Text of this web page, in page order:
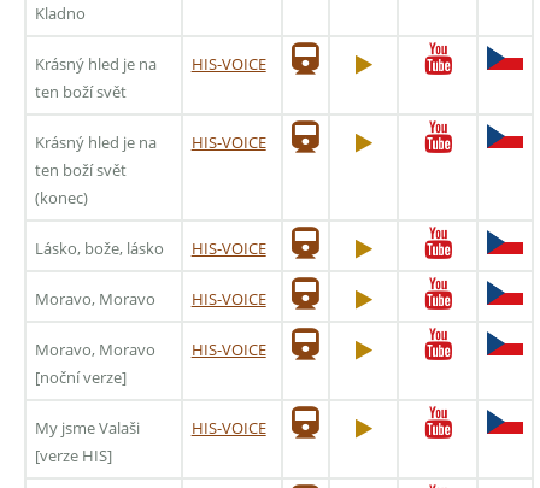
Kladno
Krásný hled je na
ten boží svět
HIS-VOICE
Krásný hled je na
ten boží svět
(konec)
HIS-VOICE
Lásko, bože, lásko HIS-VOICE
Moravo, Moravo HIS-VOICE
Moravo, Moravo
[noční verze]
HIS-VOICE
My jsme Valaši
[verze HIS]
HIS-VOICE